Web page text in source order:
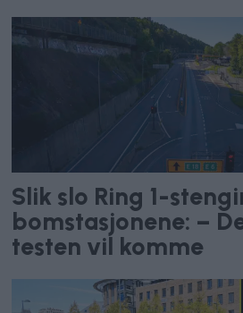
Slik slo Ring 1-
bomstasjonene: –
testen vil komme